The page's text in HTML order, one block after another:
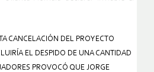
CANCELACIÓN DEL PROYECTO
EL DESPIDO DE UNA CANTIDAD
PROVOCÓ QUE JORGE